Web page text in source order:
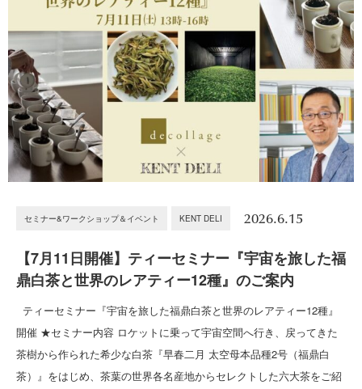
セミナー&ワークショップ＆イベント KENT DELI 2026.6.15
【7月11日開催】ティーセミナー『宇宙を旅した福
鼎白茶と世界のレアティー12種』のご案内
ティーセミナー『宇宙を旅した福鼎白茶と世界のレアティー12種』
開催 ★セミナー内容 ロケットに乗って宇宙空間へ行き、戻ってきた
茶樹から作られた希少な白茶『早春二月 太空母本品種2号（福鼎白
茶）』をはじめ、茶葉の世界各名産地からセレクトした六大茶をご紹